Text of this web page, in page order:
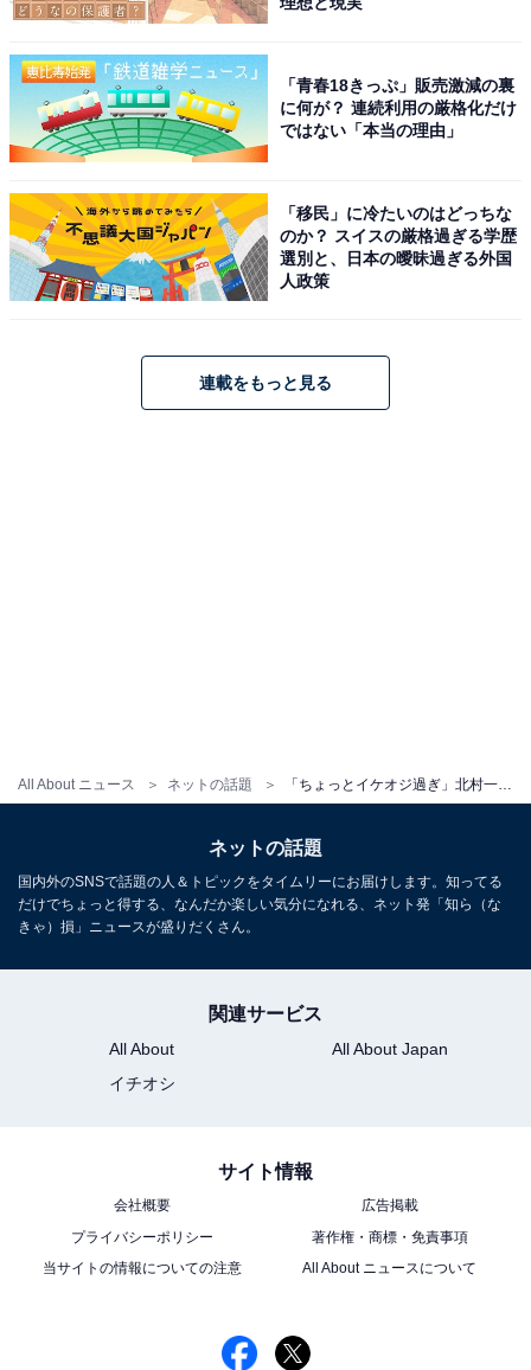
All About ニュース ネットの話題 「ちょっとイケオジ過ぎ」北村一輝、56歳最新ショットに反響「こんな足が綺麗な56ちゃい、おる？！」
「青春18きっぷ」販売激減の裏
に何が？ 連続利用の厳格化だけ
ではない「本当の理由」
「移民」に冷たいのはどっちな
のか？ スイスの厳格過ぎる学歴
選別と、日本の曖昧過ぎる外国
人政策
連載をもっと見る
ネットの話題
国内外のSNSで話題の人＆トピックをタイムリーにお届けします。知ってる
だけでちょっと得する、なんだか楽しい気分になれる、ネット発「知ら（な
きゃ）損」ニュースが盛りだくさん。
関連サービス
All About
All About Japan
イチオシ
サイト情報
会社概要
広告掲載
プライバシーポリシー
著作権・商標・免責事項
当サイトの情報についての注意
All About ニュースについて